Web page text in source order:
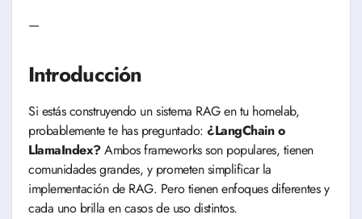
—
Introducción
Si estás construyendo un sistema RAG en tu homelab,
probablemente te has preguntado: ¿LangChain o
LlamaIndex?Ambos frameworks son populares, tienen
comunidades grandes, y prometen simplificar la
implementación de RAG. Pero tienen enfoques diferentes y
cada uno brilla en casos de uso distintos.